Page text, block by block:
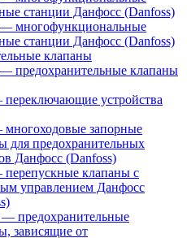
станции Данфосс (Danfoss)
многофункциональные
станции Данфосс (Danfoss)
клапаны
предохранительные клапаны
устройства
запорные
для предохранительных
Данфосс (Danfoss)
клапаны с
управлением Данфосс
— предохранительные
зависящие от